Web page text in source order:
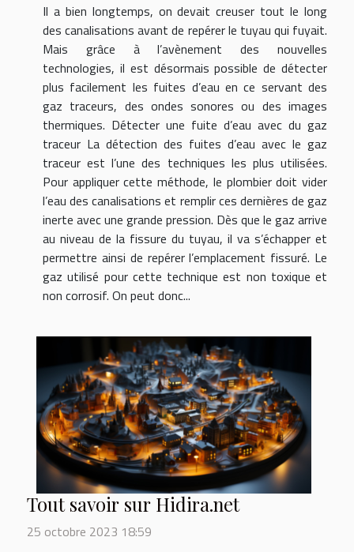
Il a bien longtemps, on devait creuser tout le long
des canalisations avant de repérer le tuyau qui fuyait.
Mais grâce à l’avènement des nouvelles
technologies, il est désormais possible de détecter
plus facilement les fuites d’eau en ce servant des
gaz traceurs, des ondes sonores ou des images
thermiques. Détecter une fuite d’eau avec du gaz
traceur La détection des fuites d’eau avec le gaz
traceur est l’une des techniques les plus utilisées.
Pour appliquer cette méthode, le plombier doit vider
l’eau des canalisations et remplir ces dernières de gaz
inerte avec une grande pression. Dès que le gaz arrive
au niveau de la fissure du tuyau, il va s’échapper et
permettre ainsi de repérer l’emplacement fissuré. Le
gaz utilisé pour cette technique est non toxique et
non corrosif. On peut donc...
Tout savoir sur Hidira.net
25 octobre 2023 18:59